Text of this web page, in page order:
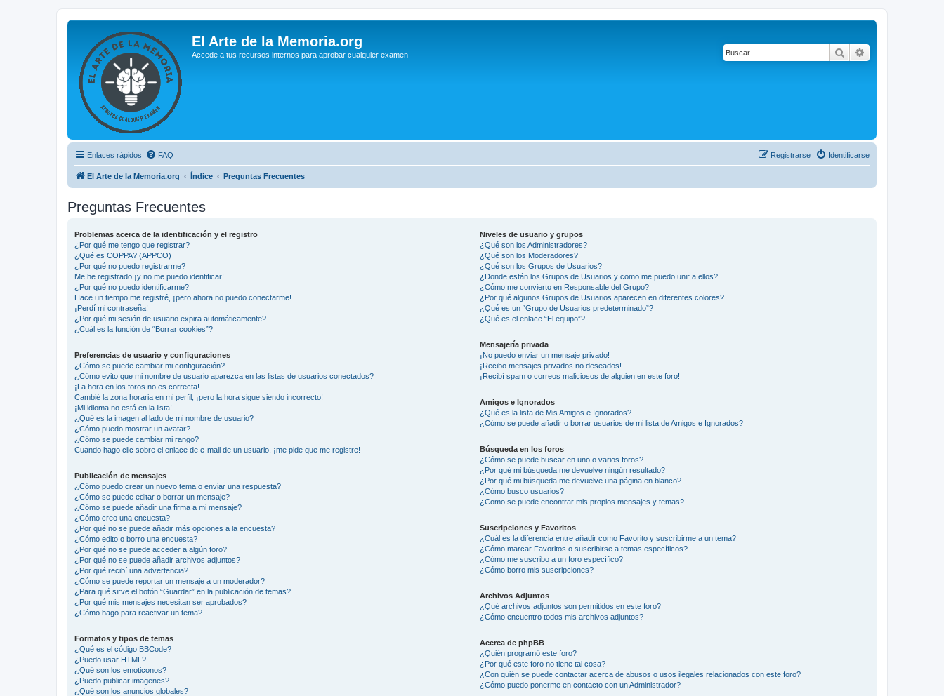
El Arte de la Memoria.org
Accede a tus recursos internos para aprobar cualquier examen Buscar
Enlaces rápidos FAQ Identificarse
Registrarse
El Arte de la Memoria.org Índice Preguntas Frecuentes
Preguntas Frecuentes
Problemas acerca de la identificación y el registro
¿Por qué me tengo que registrar?
¿Qué es COPPA? (APPCO)
¿Por qué no puedo registrarme?
Me he registrado ¡y no me puedo identificar!
¿Por qué no puedo identificarme?
Hace un tiempo me registré, ¡pero ahora no puedo conectarme!
¡Perdí mi contraseña!
¿Por qué mi sesión de usuario expira automáticamente?
¿Cuál es la función de “Borrar cookies”?
Preferencias de usuario y configuraciones
¿Cómo se puede cambiar mi configuración?
¿Cómo evito que mi nombre de usuario aparezca en las listas de usuarios conectados?
¡La hora en los foros no es correcta!
Cambié la zona horaria en mi perfil, ¡pero la hora sigue siendo incorrecto!
¡Mi idioma no está en la lista!
¿Qué es la imagen al lado de mi nombre de usuario?
¿Cómo puedo mostrar un avatar?
¿Cómo se puede cambiar mi rango?
Cuando hago clic sobre el enlace de e-mail de un usuario, ¡me pide que me registre!
Publicación de mensajes
¿Cómo puedo crear un nuevo tema o enviar una respuesta?
¿Cómo se puede editar o borrar un mensaje?
¿Cómo se puede añadir una firma a mi mensaje?
¿Cómo creo una encuesta?
¿Por qué no se puede añadir más opciones a la encuesta?
¿Cómo edito o borro una encuesta?
¿Por qué no se puede acceder a algún foro?
¿Por qué no se puede añadir archivos adjuntos?
¿Por qué recibí una advertencia?
¿Cómo se puede reportar un mensaje a un moderador?
¿Para qué sirve el botón “Guardar” en la publicación de temas?
¿Por qué mis mensajes necesitan ser aprobados?
¿Cómo hago para reactivar un tema?
Formatos y tipos de temas
¿Qué es el código BBCode?
¿Puedo usar HTML?
¿Qué son los emoticonos?
¿Puedo publicar imagenes?
¿Qué son los anuncios globales?
Niveles de usuario y grupos
¿Qué son los Administradores?
¿Qué son los Moderadores?
¿Qué son los Grupos de Usuarios?
¿Donde están los Grupos de Usuarios y como me puedo unir a ellos?
¿Cómo me convierto en Responsable del Grupo?
¿Por qué algunos Grupos de Usuarios aparecen en diferentes colores?
¿Qué es un “Grupo de Usuarios predeterminado”?
¿Qué es el enlace “El equipo”?
Mensajería privada
¡No puedo enviar un mensaje privado!
¡Recibo mensajes privados no deseados!
¡Recibí spam o correos maliciosos de alguien en este foro!
Amigos e Ignorados
¿Qué es la lista de Mis Amigos e Ignorados?
¿Cómo se puede añadir o borrar usuarios de mi lista de Amigos e Ignorados?
Búsqueda en los foros
¿Cómo se puede buscar en uno o varios foros?
¿Por qué mi búsqueda me devuelve ningún resultado?
¿Por qué mi búsqueda me devuelve una página en blanco?
¿Cómo busco usuarios?
¿Como se puede encontrar mis propios mensajes y temas?
Suscripciones y Favoritos
¿Cuál es la diferencia entre añadir como Favorito y suscribirme a un tema?
¿Cómo marcar Favoritos o suscribirse a temas específicos?
¿Cómo me suscribo a un foro específico?
¿Cómo borro mis suscripciones?
Archivos Adjuntos
¿Qué archivos adjuntos son permitidos en este foro?
¿Cómo encuentro todos mis archivos adjuntos?
Acerca de phpBB
¿Quién programó este foro?
¿Por qué este foro no tiene tal cosa?
¿Con quién se puede contactar acerca de abusos o usos ilegales relacionados con este foro?
¿Cómo puedo ponerme en contacto con un Administrador?